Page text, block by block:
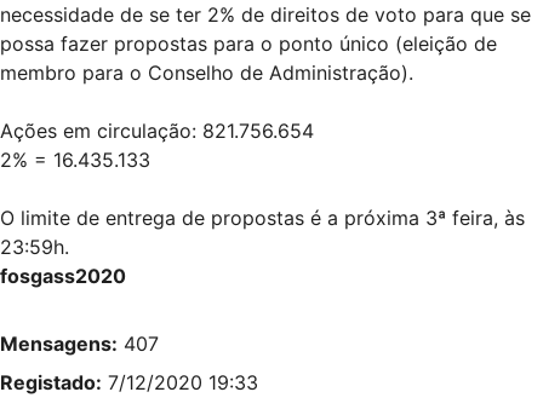
necessidade de se ter 2% de direitos de voto para que se
possa fazer propostas para o ponto único (eleição de
membro para o Conselho de Administração).
Ações em circulação: 821.756.654
2% = 16.435.133
O limite de entrega de propostas é a próxima 3ª feira, às
23:59h.
fosgass2020
Mensagens: 407
Registado: 7/12/2020 19:33